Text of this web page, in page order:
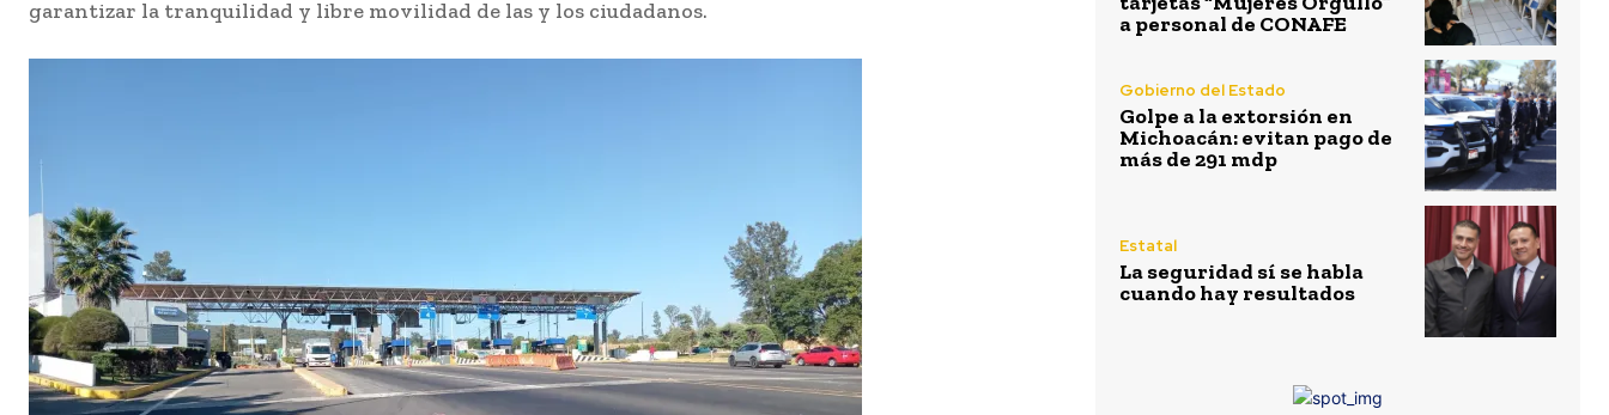
garantizar la tranquilidad y libre movilidad de las y los ciudadanos.
a personal de CONAFE
Gobierno del Estado
Golpe a la extorsión en
Michoacán: evitan pago de
más de 291 mdp
Estatal
La seguridad sí se habla
cuando hay resultados